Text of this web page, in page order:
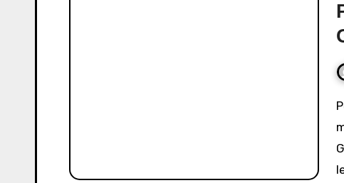
Pelajari strategi SEO efektif untuk